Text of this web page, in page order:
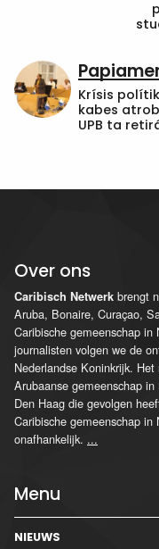
Krísis
kabes
UPB ta
Over ons
Caribisch Netwerk brengt
Aruba, Bonaire, Curaçao,
Caribische gemeenschap
journalisten volgen we de
Nederlandse Koninkrijk.
Arubaanse gemeenschap
Den Haag die gevolgen
Caribische gemeenschap
onafhankelijk. ...
Menu
NIEUWS